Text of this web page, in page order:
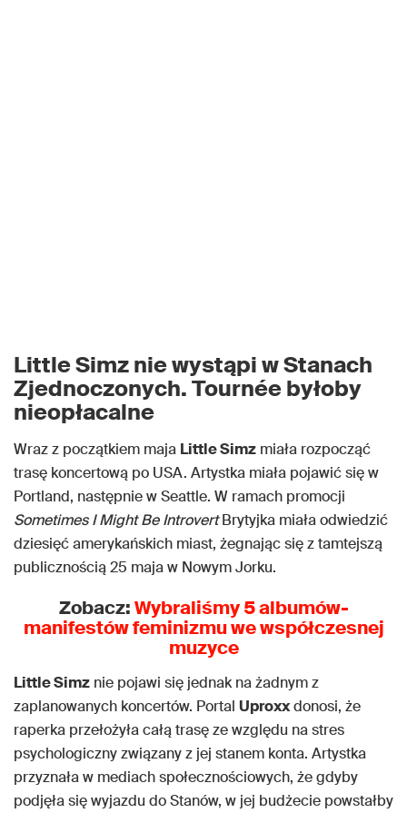
Little Simz nie wystąpi w Stanach
Zjednoczonych. Tournée byłoby
nieopłacalne
Wraz z początkiem maja Little Simz miała rozpocząć
trasę koncertową po USA. Artystka miała pojawić się w
Portland, następnie w Seattle. W ramach promocji
Sometimes I Might Be IntrovertBrytyjka miała odwiedzić
dziesięć amerykańskich miast, żegnając się z tamtejszą
publicznością 25 maja w Nowym Jorku.
Zobacz:Wybraliśmy 5 albumów-
manifestów feminizmu we współczesnej
muzyce
Little Simz nie pojawi się jednak na żadnym z
zaplanowanych koncertów. Portal Uproxxdonosi, że
raperka przełożyła całą trasę ze względu na stres
psychologiczny związany z jej stanem konta. Artystka
przyznała w mediach społecznościowych, że gdyby
podjęła się wyjazdu do Stanów, w jej budżecie powstałby